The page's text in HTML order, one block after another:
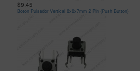
$9.45
Boton Pulsador Vertical 6x6x7mm 2 Pin (Push Button)